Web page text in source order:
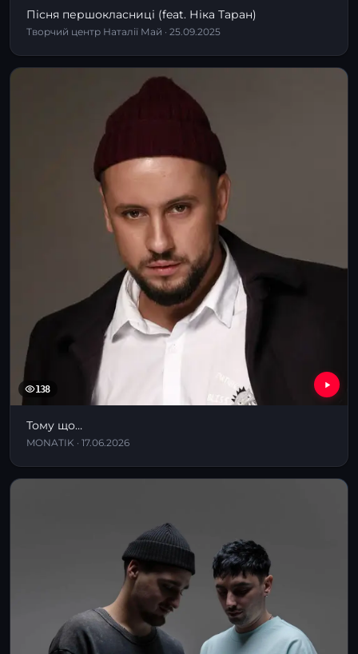
Пісня першокласниці (feat. Ніка Таран)
Творчий центр Наталії Май · 25.09.2025
138
Тому що…
MONATIK · 17.06.2026